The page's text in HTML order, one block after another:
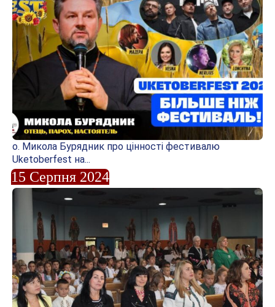
о. Микола Бурядник про цінності фестивалю
Uketoberfest на...
15 Серпня 2024